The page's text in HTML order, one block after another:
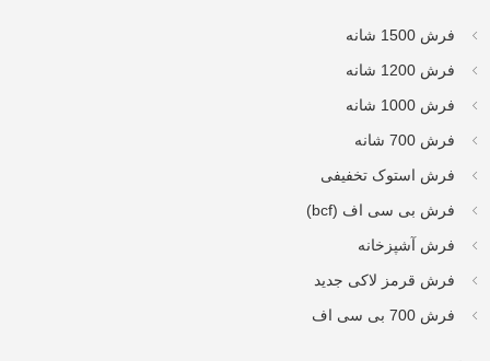
فرش 1500 شانه
فرش 1200 شانه
فرش 1000 شانه
فرش 700 شانه
فرش استوک تخفیفی
فرش بی سی اف (bcf)
فرش آشپزخانه
فرش قرمز لاکی جدید
فرش 700 بی سی اف